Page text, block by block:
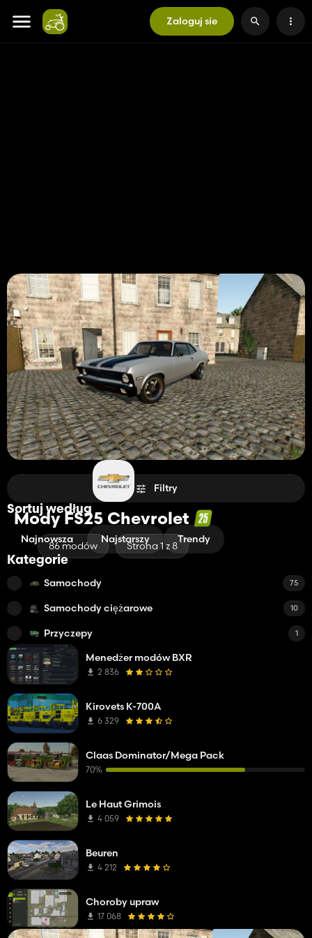
Zaloguj sie
Mody FS25 Chevrolet
86 modów Strona 1 z 8
Filtry
Sortuj według
Najnowsza Najstarszy Trendy
Kategorie
Samochody 75
Samochody ciężarowe 10
Przyczepy 1
Menedżer modów BXR
2 836
Kirovets K-700A
6 329
Claas Dominator/Mega Pack
70%
Le Haut Grimois
4 059
Beuren
4 212
Choroby upraw
17 068